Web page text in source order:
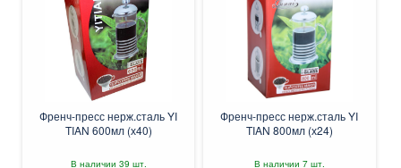
Френч-пресс нерж.сталь YI
TIAN 600мл (х40)
В наличии 39 шт.
Френч-пресс нерж.сталь YI
TIAN 800мл (х24)
В наличии 7 шт.